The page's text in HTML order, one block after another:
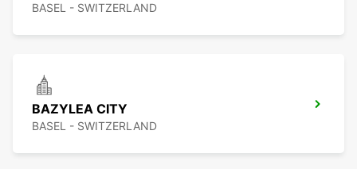
BASEL - SWITZERLAND
BAZYLEA CITY
BASEL - SWITZERLAND